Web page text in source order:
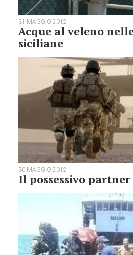
31 MAGGIO 2012
Acque al veleno
siciliane
30 MAGGIO 2012
Il possessivo